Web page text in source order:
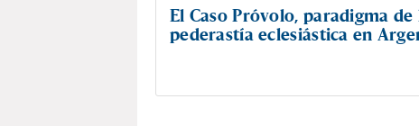
El Caso Próvolo, paradigma de
pederastía eclesiástica en